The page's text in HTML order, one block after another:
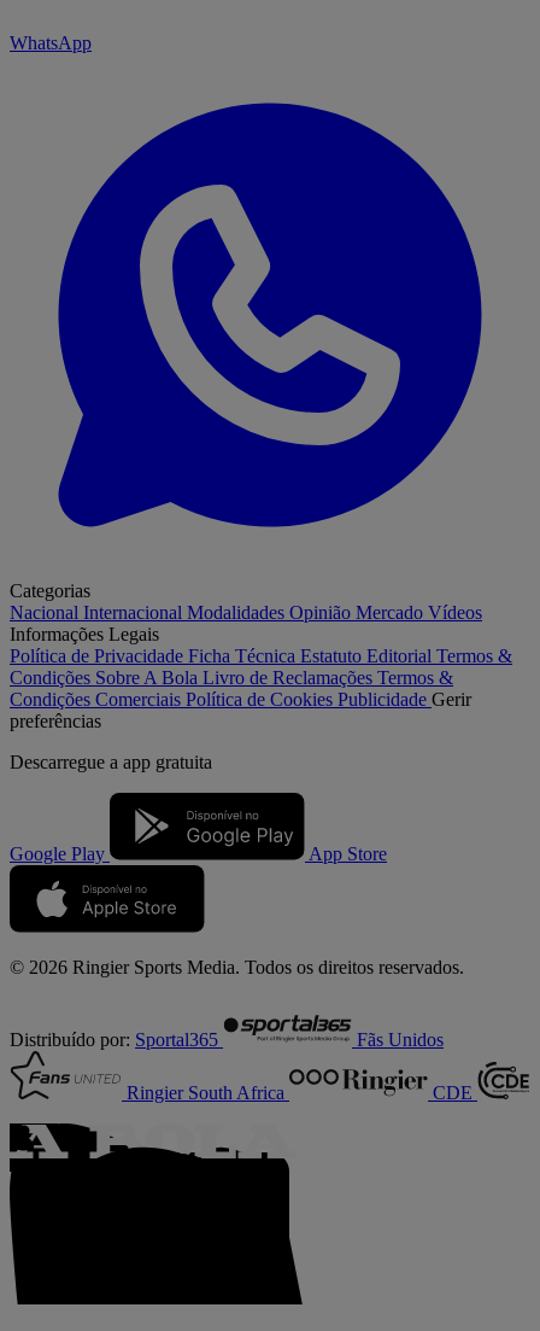
WhatsApp
Categorias
Nacional Internacional Modalidades Opinião Mercado Vídeos
Informações Legais
Política de Privacidade Ficha Técnica Estatuto Editorial Termos &
Condições Sobre A Bola Livro de Reclamações Termos &
Condições Comerciais Política de Cookies Publicidade Gerir
preferências
Descarregue a app gratuita
Google Play App Store
© 2026 Ringier Sports Media. Todos os direitos reservados.
Distribuído por: Sportal365 Fãs Unidos
Ringier South Africa CDE